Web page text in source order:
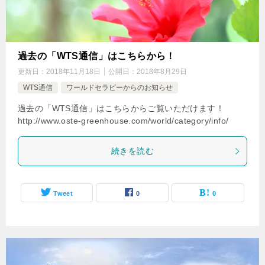
過去の「WTS通信」はこちらから！
更新日： 2018年11月18日 公開日： 2018年8月29日
WTS通信
ワールドセラピーからのお知らせ
過去の「WTS通信」はこちらからご覧いただけます！
http://www.oste-greenhouse.com/world/category/info/
続きを読む
Tweet 0 0